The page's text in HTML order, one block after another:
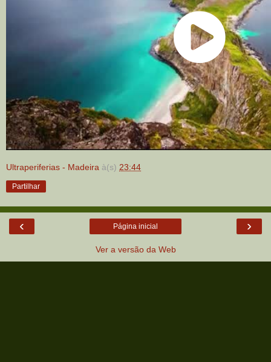
Ultraperiferias - Madeira à(s) 23:44
Partilhar
‹ ›
Página inicial
Ver a versão da Web